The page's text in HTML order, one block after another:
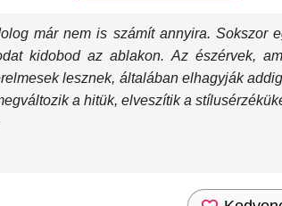
már nem is számít annyira. Sokszor
kidobod az ablakon. Az észérvek,
lesznek, általában elhagyják
a hitük, elveszítik a